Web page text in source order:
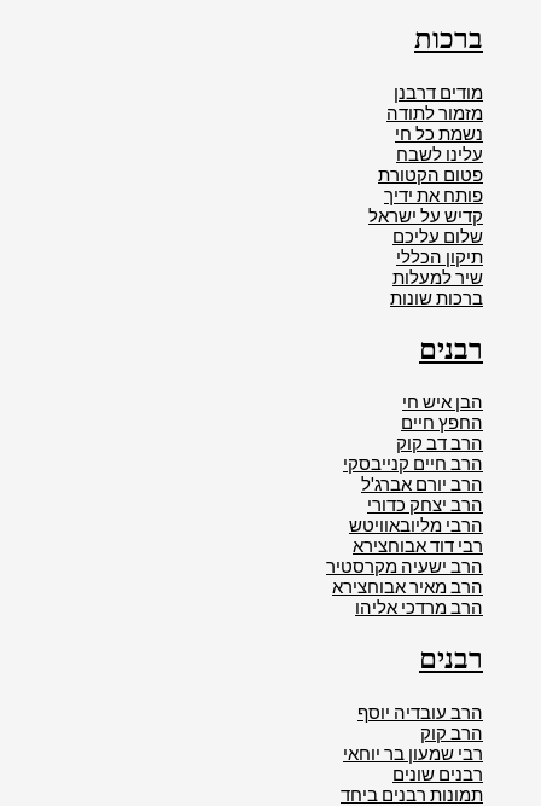
ברכות
מודים דרבנן
מזמור לתודה
נשמת כל חי
עלינו לשבח
פטום הקטורת
פותח את ידיך
קדיש על ישראל
שלום עליכם
תיקון הכללי
שיר למעלות
ברכות שונות
רבנים
הבן איש חי
החפץ חיים
הרב דב קוק
הרב חיים קנייבסקי
הרב יורם אברג'ל
הרב יצחק כדורי
הרבי מליובאוויטש
רבי דוד אבוחצירא
הרב ישעיה מקרסטיר
הרב מאיר אבוחצירא
הרב מרדכי אליהו
רבנים
הרב עובדיה יוסף
הרב קוק
רבי שמעון בר יוחאי
רבנים שונים
תמונות רבנים ביחד